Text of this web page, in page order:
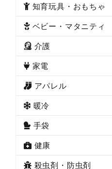
知育玩具・おもちゃ
ベビー・マタニティ
介護
家電
アパレル
暖冷
手袋
健康
殺虫剤・防虫剤